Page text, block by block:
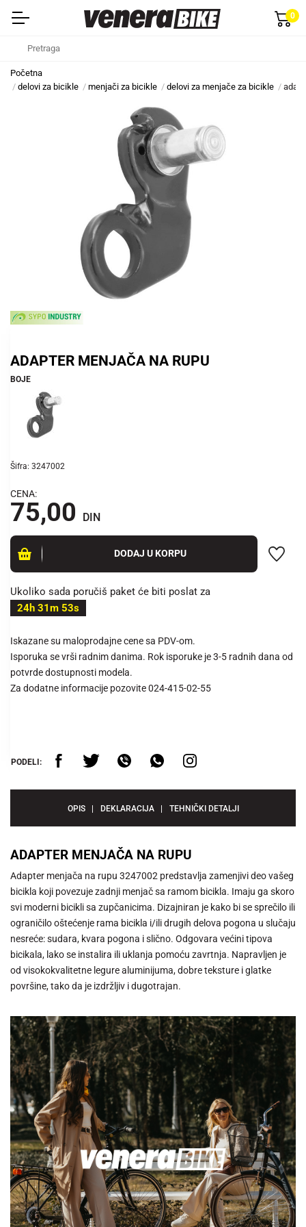
0
Početna
delovi za bicikle
menjači za bicikle delovi za menjače za bicikle
ADAPTER MENJAČA NA RUPU
BOJE
Šifra: 3247002
CENA:
75,00 DIN
DODAJ U KORPU
Ukoliko sada poručiš paket će biti poslat za
24h 31m 53s
Iskazane su maloprodajne cene sa PDV-om.
Isporuka se vrši radnim danima. Rok isporuke je 3-5 radnih dana od
potvrde dostupnosti modela.
Za dodatne informacije pozovite 024-415-02-55
PODELI:
OPIS DEKLARACIJA TEHNIČKI DETALJI
ADAPTER MENJAČA NA RUPU
Adapter menjača na rupu 3247002 predstavlja zamenjivi deo vašeg
bicikla koji povezuje zadnji menjač sa ramom bicikla. Imaju ga skoro
svi moderni bicikli sa zupčanicima. Dizajniran je kako bi se sprečilo ili
ograničilo oštećenje rama bicikla i/ili drugih delova pogona u slučaju
nesreće: sudara, kvara pogona i slično. Odgovara većini tipova
bicikala, lako se instalira ili uklanja pomoću zavrtnja. Napravljen je
od visokokvalitetne legure aluminijuma, dobre teksture i glatke
površine, tako da je izdržljiv i dugotrajan.